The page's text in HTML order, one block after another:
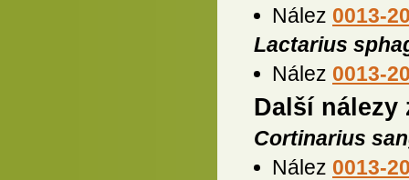
Nález 0013-
Lactarius
Nález 0013-
Další nálezy
Cortinarius
Nález 0013-